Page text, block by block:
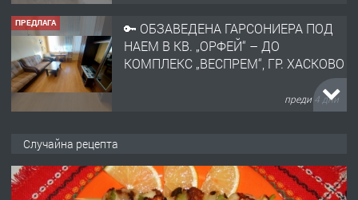
ПРЕДЛАГА
НАПЪЛНО ОБЗАВЕДЕН И
ОБОРУДВАН ТРИСТАЕН
АПАРТАМЕНТ В ЦЕНТЪРА НА ГР.
преди 5 дни
Случайна рецепта